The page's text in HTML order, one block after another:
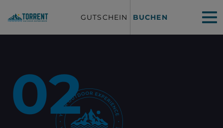
GUTSCHEIN BUCHEN
02